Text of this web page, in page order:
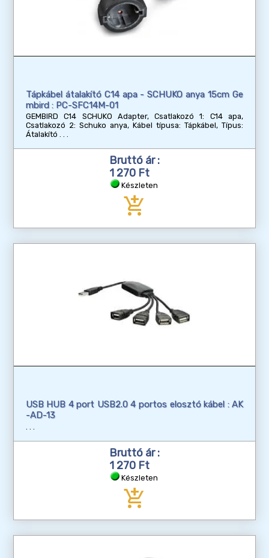
Tápkábel átalakító C14 apa - SCHUKO anya 15cm Ge
mbird : PC-SFC14M-01
GEMBIRD C14 SCHUKO Adapter, Csatlakozó 1: C14 apa,
Csatlakozó 2: Schuko anya, Kábel típusa: Tápkábel, Típus:
Átalakító
Bruttó ár :
1 270 Ft
Készleten
add_shopping_cart
USB HUB 4 port USB2.0 4 portos elosztó kábel : AK
-AD-13
Bruttó ár :
1 270 Ft
Készleten
add_shopping_cart